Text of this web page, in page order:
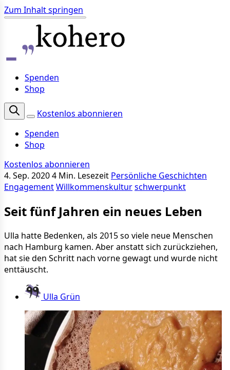
Zum Inhalt springen
Spenden
Shop
Kostenlos abonnieren
Spenden
Shop
Kostenlos abonnieren
4. Sep. 20204 Min. Lesezeit Persönliche Geschichten
EngagementWillkommenskulturschwerpunkt
Seit fünf Jahren ein neues Leben
Ulla hatte Bedenken, als 2015 so viele neue Menschen
nach Hamburg kamen. Aber anstatt sich zurückziehen,
hat sie den Schritt nach vorne gewagt und wurde nicht
enttäuscht.
Ulla Grün